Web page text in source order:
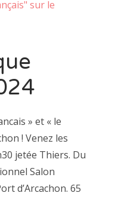
» et « le
! Venez les
jetée Thiers. Du
Salon
d’Arcachon. 65